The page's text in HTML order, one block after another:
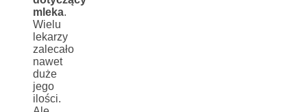
mleka.
Wielu
lekarzy
zalecało
nawet
duże
jego
ilości.